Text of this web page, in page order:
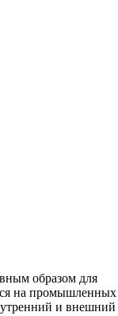
образом для
на промышленных
и внешний